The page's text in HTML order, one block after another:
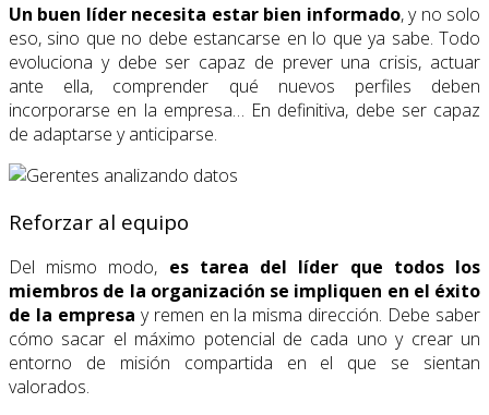
Un buen líder necesita estar bien informado, y no solo
eso, sino que no debe estancarse en lo que ya sabe. Todo
evoluciona y debe ser capaz de prever una crisis, actuar
ante ella, comprender qué nuevos perfiles deben
incorporarse en la empresa… En definitiva, debe ser capaz
de adaptarse y anticiparse.
Reforzar al equipo
Del mismo modo, es tarea del líder que todos los
miembros de la organización se impliquen en el éxito
de la empresa y remen en la misma dirección. Debe saber
cómo sacar el máximo potencial de cada uno y crear un
entorno de misión compartida en el que se sientan
valorados.